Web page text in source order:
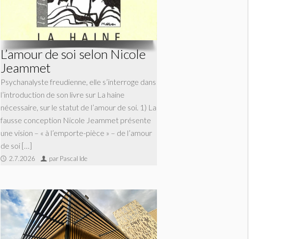
L’amour de soi selon Nicole
Jeammet
Psychanalyste freudienne, elle s’interroge dans
l’introduction de son livre sur La haine
nécessaire, sur le statut de l’amour de soi. 1) La
fausse conception Nicole Jeammet présente
une vision – « à l’emporte-pièce » – de l’amour
de soi […]
2.7.2026 par Pascal Ide